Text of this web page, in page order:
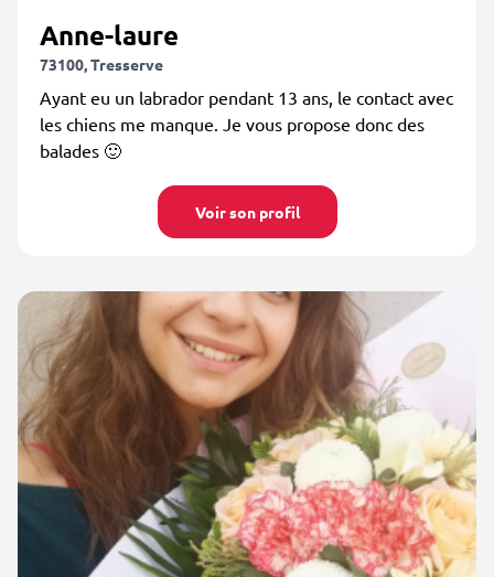
Anne-laure
73100, Tresserve
Ayant eu un labrador pendant 13 ans, le contact avec
les chiens me manque. Je vous propose donc des
balades 🙂
Voir son profil